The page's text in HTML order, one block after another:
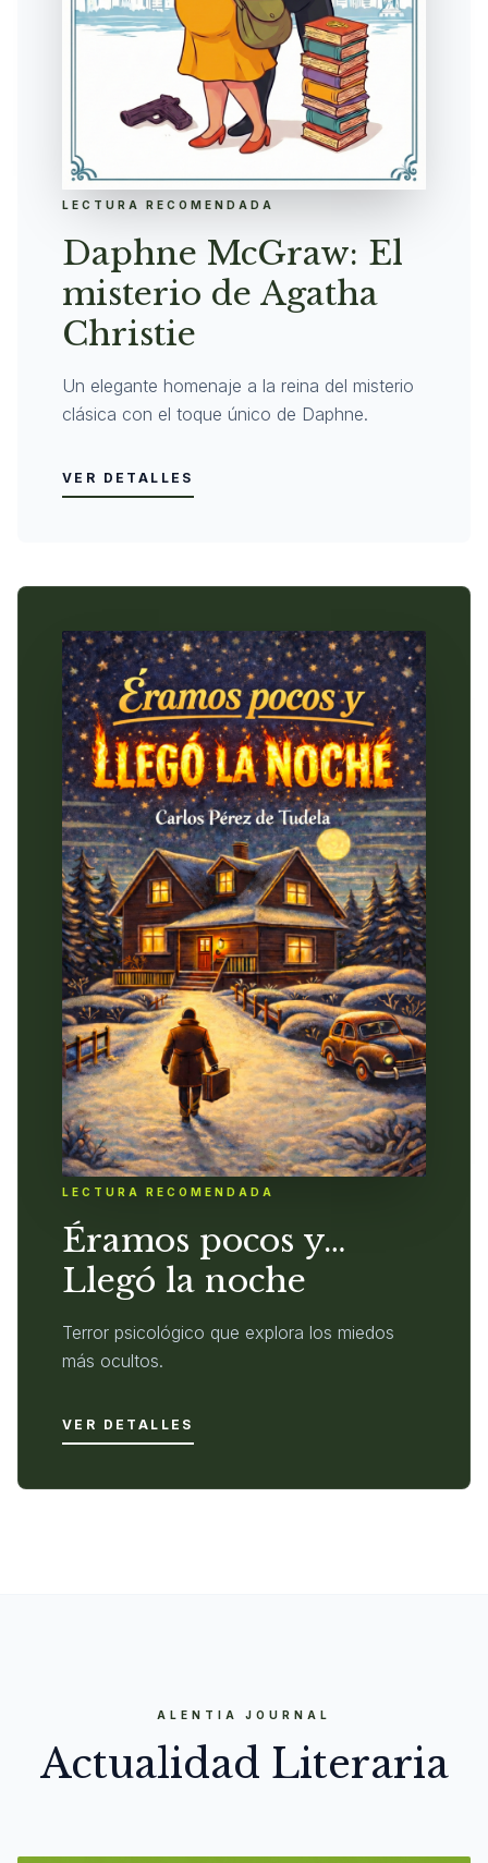
LECTURA RECOMENDADA
Daphne McGraw: El
misterio de Agatha
Christie
Un elegante homenaje a la reina del misterio
clásica con el toque único de Daphne.
VER DETALLES
LECTURA RECOMENDADA
Éramos pocos y…
Llegó la noche
Terror psicológico que explora los miedos
más ocultos.
VER DETALLES
ALENTIA JOURNAL
Actualidad Literaria